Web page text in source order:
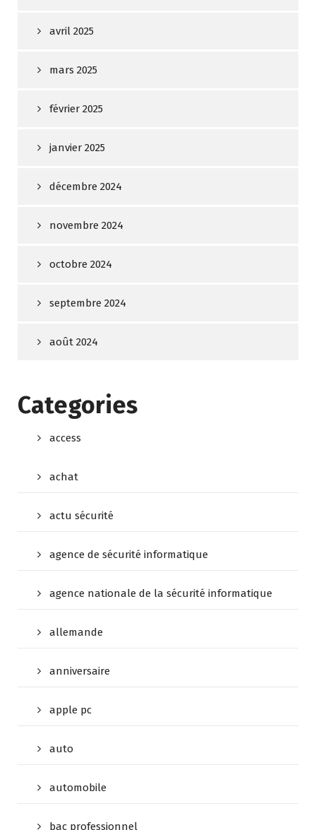
avril 2025
mars 2025
février 2025
janvier 2025
décembre 2024
novembre 2024
octobre 2024
septembre 2024
août 2024
Categories
access
achat
actu sécurité
agence de sécurité informatique
agence nationale de la sécurité informatique
allemande
anniversaire
apple pc
auto
automobile
bac professionnel